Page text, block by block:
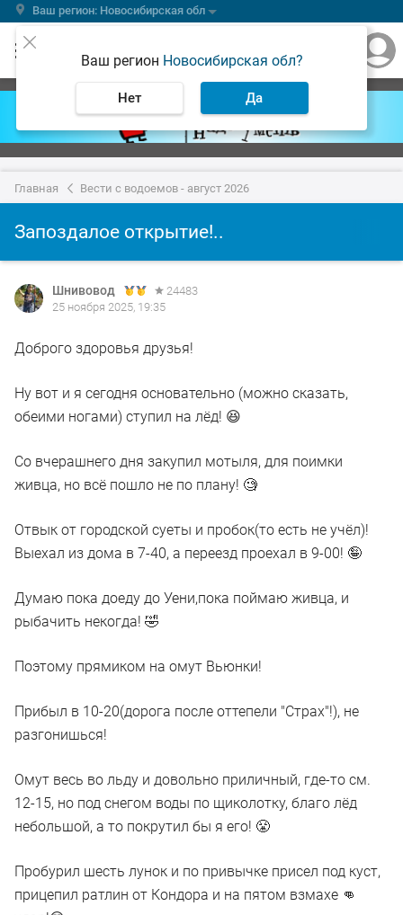
Ваш регион: Новосибирская обл
Ваш регион Новосибирская обл?
Нет Да
Главная Вести с водоемов - август 2026
Запоздалое открытие!..
Шнивовод
24483
25 ноября 2025, 19:35
Доброго здоровья друзья!
Ну вот и я сегодня основательно (можно сказать,
обеими ногами) ступил на лёд! 😆
Со вчерашнего дня закупил мотыля, для поимки
живца, но всё пошло не по плану! 🧐
Отвык от городской суеты и пробок(то есть не учёл)!
Выехал из дома в 7-40, а переезд проехал в 9-00! 🤪
Думаю пока доеду до Уени,пока поймаю живца, и
рыбачить некогда! 🤣
Поэтому прямиком на омут Вьюнки!
Прибыл в 10-20(дорога после оттепели "Страх"!), не
разгонишься!
Омут весь во льду и довольно приличный, где-то см.
12-15, но под снегом воды по щиколотку, благо лёд
небольшой, а то покрутил бы я его! 😤
Пробурил шесть лунок и по привычке присел под куст,
прицепил ратлин от Кондора и на пятом взмахе 👊